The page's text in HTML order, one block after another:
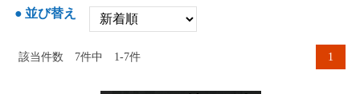
並び替え
該当件数 7件中 1-7件 1